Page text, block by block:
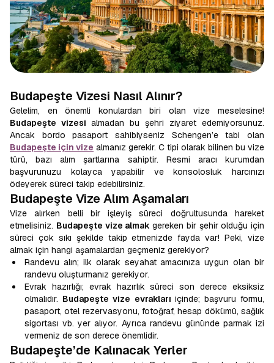
Budapeşte Vizesi Nasıl Alınır?
Gelelim, en önemli konulardan biri olan vize meselesine!
Budapeşte vizesi almadan bu şehri ziyaret edemiyorsunuz.
Ancak bordo pasaport sahibiyseniz Schengen’e tabi olan
Budapeşte için vize almanız gerekir. C tipi olarak bilinen bu vize
türü, bazı alım şartlarına sahiptir. Resmi aracı kurumdan
başvurunuzu kolayca yapabilir ve konsolosluk harcınızı
ödeyerek süreci takip edebilirsiniz.
Budapeşte Vize Alım Aşamaları
Vize alırken belli bir işleyiş süreci doğrultusunda hareket
etmelisiniz. Budapeşte vize almak gereken bir şehir olduğu için
süreci çok sıkı şekilde takip etmenizde fayda var! Peki, vize
almak için hangi aşamalardan geçmeniz gerekiyor?
Randevu alın; ilk olarak seyahat amacınıza uygun olan bir
randevu oluşturmanız gerekiyor.
Evrak hazırlığı; evrak hazırlık süreci son derece eksiksiz
olmalıdır. Budapeşte vize evrakları içinde; başvuru formu,
pasaport, otel rezervasyonu, fotoğraf, hesap dökümü, sağlık
sigortası vb. yer alıyor. Ayrıca randevu gününde parmak izi
vermeniz de son derece önemlidir.
Budapeşte’de Kalınacak Yerler